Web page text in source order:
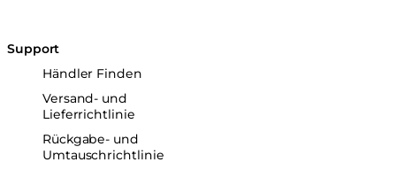
Support
Händler Finden
Versand- und
Lieferrichtlinie
Rückgabe- und
Umtauschrichtlinie